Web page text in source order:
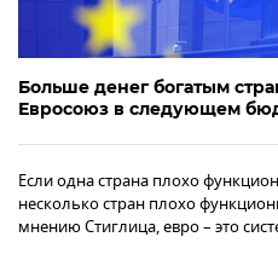
Больше денег богатым
Евросоюз в следующем
Если одна страна плохо
несколько стран плохо
мнению Стиглица, евро – это